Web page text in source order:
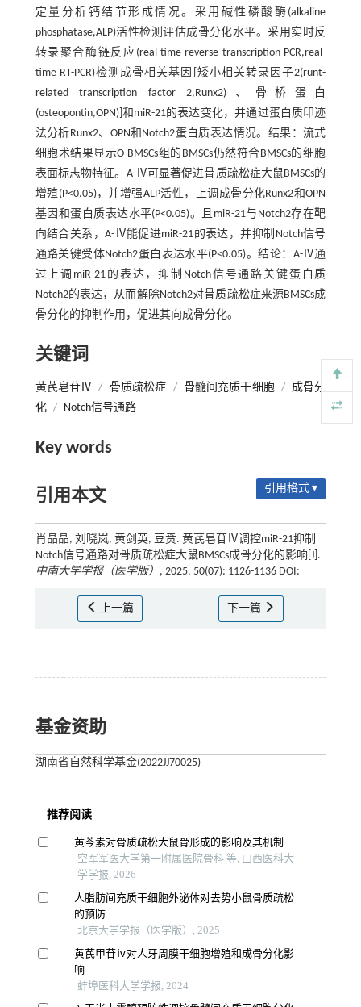
定量分析钙结节形成情况。采用碱性磷酸酶(alkaline
phosphatase,ALP)活性检测评估成骨分化水平。采用实时反
转录聚合酶链反应(real-time reverse transcription PCR,real-
time RT-PCR)检测成骨相关基因[矮小相关转录因子2(runt-
related transcription factor 2,Runx2)、骨桥蛋白
(osteopontin,OPN)]和miR-21的表达变化，并通过蛋白质印迹
法分析Runx2、OPN和Notch2蛋白质表达情况。结果：流式
细胞术结果显示O-BMSCs组的BMSCs仍然符合BMSCs的细胞
表面标志物特征。A-Ⅳ可显著促进骨质疏松症大鼠BMSCs的
增殖(P<0.05)，并增强ALP活性，上调成骨分化Runx2和OPN
基因和蛋白质表达水平(P<0.05)。且miR-21与Notch2存在靶
向结合关系，A-Ⅳ能促进miR-21的表达，并抑制Notch信号
通路关键受体Notch2蛋白表达水平(P<0.05)。结论：A-Ⅳ通
过上调miR-21的表达，抑制Notch信号通路关键蛋白质
Notch2的表达，从而解除Notch2对骨质疏松症来源BMSCs成
骨分化的抑制作用，促进其向成骨分化。
关键词
黄芪皂苷Ⅳ / 骨质疏松症 / 骨髓间充质干细胞 / 成骨分
化 / Notch信号通路
Key words
引用本文 引用格式 ▾
肖晶晶, 刘晓岚, 黄剑英, 豆贲. 黄芪皂苷Ⅳ调控miR-21抑制
Notch信号通路对骨质疏松症大鼠BMSCs成骨分化的影响[J].
中南大学学报（医学版） , 2025, 50(07): 1126-1136 DOI:
上一篇 下一篇
基金资助
湖南省自然科学基金(2022JJ70025)